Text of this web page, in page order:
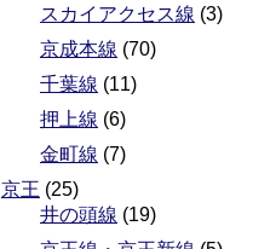
スカイアクセス線 (3)
京成本線 (70)
千葉線 (11)
押上線 (6)
金町線 (7)
京王 (25)
井の頭線 (19)